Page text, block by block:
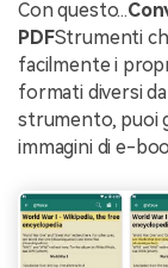
Con questo...
PDFStrumenti
facilmente i
formati diversi
strumento, puoi
immagini di e-